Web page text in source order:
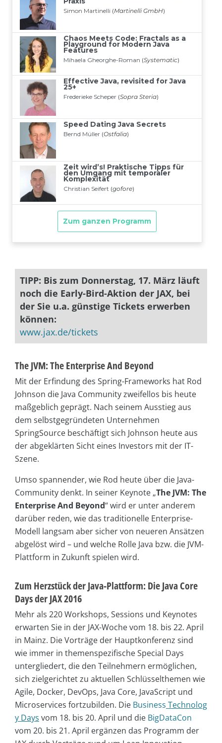
TIPP: Bis zum Donnerstag, 17. März läuft
noch die Early-Bird-Aktion der JAX, bei
der Sie u.a. günstige Tickets erwerben
können:
www.jax.de/tickets
The JVM: The Enterprise And Beyond
Mit der Erfindung des Spring-Frameworks hat Rod
Johnson die Java Community zweifellos bis heute
maßgeblich geprägt. Nach seinem Ausstieg aus
dem selbstgegründeten Unternehmen
SpringSource beschäftigt sich Johnson heute aus
der abgeklärten Sicht eines Investors mit der IT-
Szene.
Umso spannender, wie Rod heute über die Java-
Community denkt. In seiner Keynote „The JVM: The
Enterprise And Beyond“ wird er unter anderem
darüber reden, wie das traditionelle Enterprise-
Modell langsam aber sicher von neueren Ansätzen
abgelöst wird – und welche Rolle Java bzw. die JVM-
Plattform in Zukunft spielen wird.
Zum Herzstück der Java-Plattform: Die Java Core
Days der JAX 2016
Mehr als 220 Workshops, Sessions und Keynotes
erwarten Sie in der JAX-Woche vom 18. bis 22. April
in Mainz. Die Vorträge der Hauptkonferenz sind
wie immer in themenspezifische Special Days
untergliedert, die den Teilnehmern ermöglichen,
sich zielgerichtet zu aktuellen Schlüsselthemen wie
Agile, Docker, DevOps, Java Core, JavaScript und
Microservices fortzubilden. Die Business Technolog
y Days vom 18. bis 20. April und die BigDataCon
vom 20. bis 21. April ergänzen das Programm der